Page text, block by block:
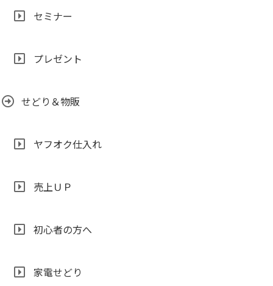
セミナー
プレゼント
せどり＆物販
ヤフオク仕入れ
売上ＵＰ
初心者の方へ
家電せどり